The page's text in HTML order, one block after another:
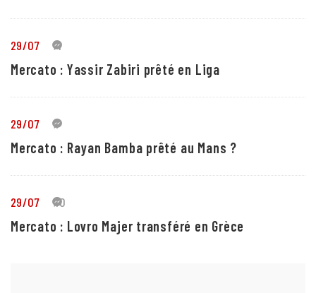
29/07 4
Mercato : Yassir Zabiri prêté en Liga
29/07 1
Mercato : Rayan Bamba prêté au Mans ?
29/07 10
Mercato : Lovro Majer transféré en Grèce